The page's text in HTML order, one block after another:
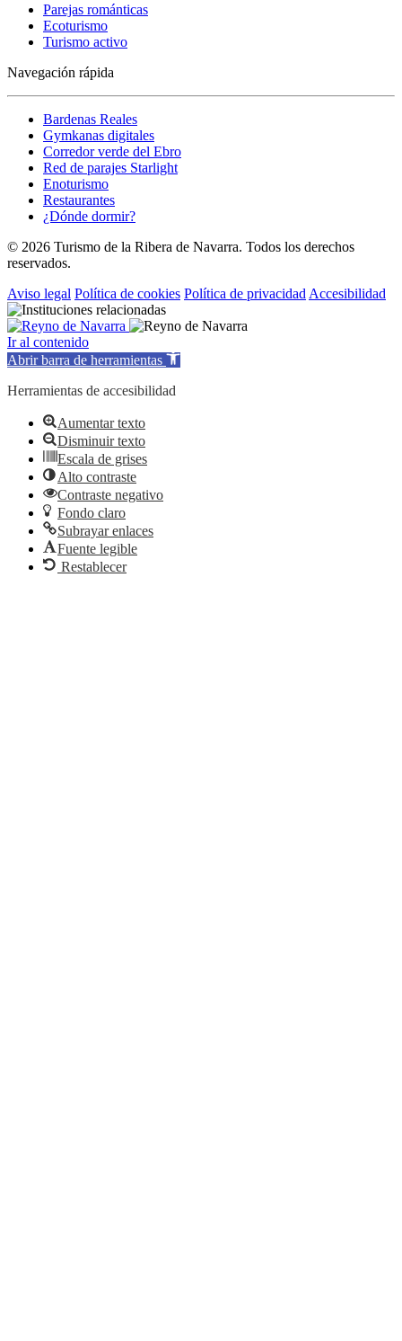
Parejas románticas
Ecoturismo
Turismo activo
Navegación rápida
Bardenas Reales
Gymkanas digitales
Corredor verde del Ebro
Red de parajes Starlight
Enoturismo
Restaurantes
¿Dónde dormir?
© 2026 Turismo de la Ribera de Navarra. Todos los derechos
reservados.
Aviso legal Política de cookies Política de privacidad Accesibilidad
Ir al contenido
Abrir barra de herramientas
Herramientas de accesibilidad
Aumentar texto
Disminuir texto
Escala de grises
Alto contraste
Contraste negativo
Fondo claro
Subrayar enlaces
Fuente legible
Restablecer